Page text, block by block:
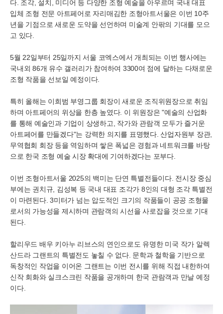
다. 조각, 설치, 미디어 등 다양한 조형 예술을 아우르며 국내 대표
입체 조형 전문 아트페어로 자리매김한 조형아트서울은 이번 10주
년을 기점으로 새로운 도약을 선언하며 미술계 안팎의 기대를 모으
고 있다.
5월 22일부터 25일까지 서울 코엑스에서 개최되는 이번 행사에는
국내외 86개 유수 갤러리가 참여하여 3300여 점에 달하는 다채로운
조형 작품을 선보일 예정이다.
특히 올해는 이희범 부영그룹 회장이 새로운 조직위원장으로 취임
하며 아트페어의 위상을 한층 높였다. 이 위원장은 "예술의 산업화
를 통해 예술인과 기업이 상생하고, 작가와 관람객 모두가 즐거운
아트페어를 만들겠다"는 강력한 의지를 표명했다. 산업자원부 장관,
무역협회 회장 등을 역임하며 쌓은 폭넓은 경험과 네트워크를 바탕
으로 한국 조형 예술 시장 확대에 기여하겠다는 포부다.
이번 조형아트서울 2025의 백미는 단연 특별전들이다. 전시장 중심
부에는 권치규, 김성복 등 국내 대표 조각가 8인의 대형 조각 특별전
이 마련된다. 3미터가 넘는 압도적인 크기의 작품들이 공공 조형물
로서의 가능성을 제시하며 관람객의 시선을 사로잡을 것으로 기대
된다.
할리우드 배우 키아누 리브스의 연인으로도 유명한 미국 작가 알렉
산드라 그랜트의 특별전도 놓칠 수 없다. 문학과 철학을 기반으로
독창적인 작업을 이어온 그랜트는 이번 전시를 위해 직접 내한하여
신작 회화와 실크스크린 작품을 공개하며 한국 관람객과 만날 예정
이다.